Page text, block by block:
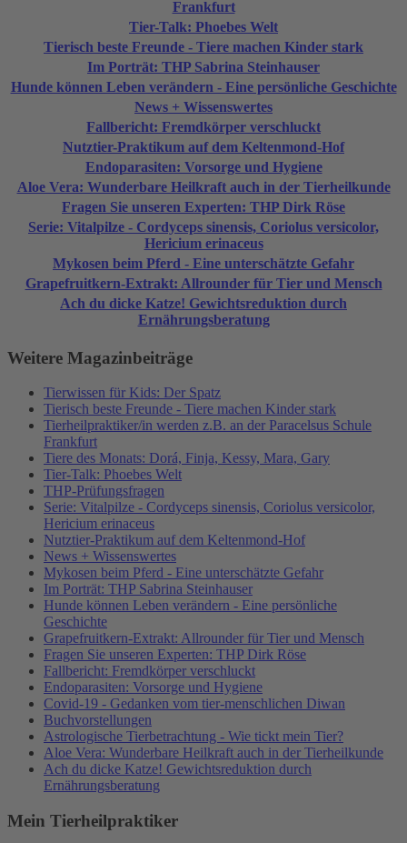
Frankfurt
Tier-Talk: Phoebes Welt
Tierisch beste Freunde - Tiere machen Kinder stark
Im Porträt: THP Sabrina Steinhauser
Hunde können Leben verändern - Eine persönliche Geschichte
News + Wissenswertes
Fallbericht: Fremdkörper verschluckt
Nutztier-Praktikum auf dem Keltenmond-Hof
Endoparasiten: Vorsorge und Hygiene
Aloe Vera: Wunderbare Heilkraft auch in der Tierheilkunde
Fragen Sie unseren Experten: THP Dirk Röse
Serie: Vitalpilze - Cordyceps sinensis, Coriolus versicolor,
Hericium erinaceus
Mykosen beim Pferd - Eine unterschätzte Gefahr
Grapefruitkern-Extrakt: Allrounder für Tier und Mensch
Ach du dicke Katze! Gewichtsreduktion durch
Ernährungsberatung
Weitere Magazinbeiträge
Tierwissen für Kids: Der Spatz
Tierisch beste Freunde - Tiere machen Kinder stark
Tierheilpraktiker/in werden z.B. an der Paracelsus Schule
Frankfurt
Tiere des Monats: Dorá, Finja, Kessy, Mara, Gary
Tier-Talk: Phoebes Welt
THP-Prüfungsfragen
Serie: Vitalpilze - Cordyceps sinensis, Coriolus versicolor,
Hericium erinaceus
Nutztier-Praktikum auf dem Keltenmond-Hof
News + Wissenswertes
Mykosen beim Pferd - Eine unterschätzte Gefahr
Im Porträt: THP Sabrina Steinhauser
Hunde können Leben verändern - Eine persönliche
Geschichte
Grapefruitkern-Extrakt: Allrounder für Tier und Mensch
Fragen Sie unseren Experten: THP Dirk Röse
Fallbericht: Fremdkörper verschluckt
Endoparasiten: Vorsorge und Hygiene
Covid-19 - Gedanken vom tier-menschlichen Diwan
Buchvorstellungen
Astrologische Tierbetrachtung - Wie tickt mein Tier?
Aloe Vera: Wunderbare Heilkraft auch in der Tierheilkunde
Ach du dicke Katze! Gewichtsreduktion durch
Ernährungsberatung
Mein Tierheilpraktiker